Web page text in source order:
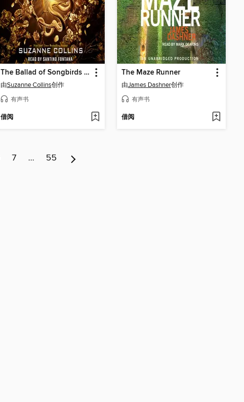
The Ballad of Songbirds and Snakes
由Suzanne Collins创作
有声书
借阅
The Maze Runner
由James Dashner创作
有声书
借阅
7 … 55